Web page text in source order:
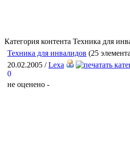
Категория контента Техника для
Техника для инвалидов (25
20.02.2005 /Lexa
0
не оценено -